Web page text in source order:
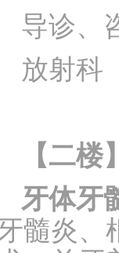
导诊、
放射科
【二楼】
牙体牙
髓炎、